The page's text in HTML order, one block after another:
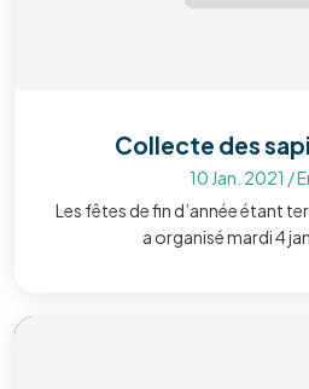
Collecte des
10 Jan. 2021 /
Les fêtes de fin d’année étant
a organisé mardi 4